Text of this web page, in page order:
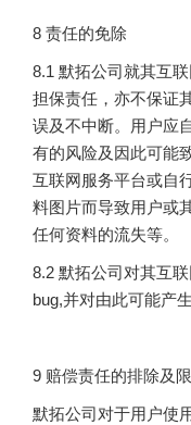
8 责任的免除
8.1 默拓公司就其互
担保责任，亦不保证
误及不中断。用户应
有的风险及因此可能
互联网服务平台或自
料图片而导致用户或
任何资料的流失等。
8.2 默拓公司对其互
bug,并对由此可能产
9 赔偿责任的排除及
默拓公司对于用户使